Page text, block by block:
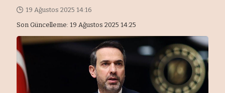
Son Güncelleme: 19 Ağustos 2025 14:25
19 Ağustos 2025 14:16